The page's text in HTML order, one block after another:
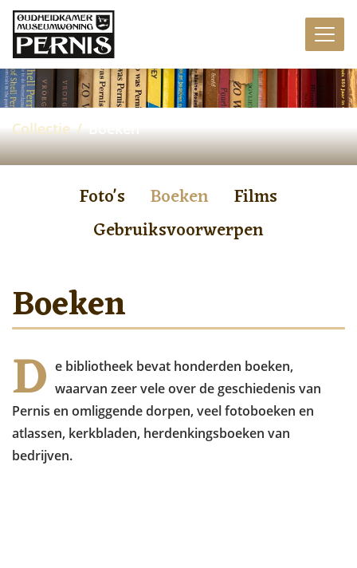
Collectie
Foto's Boeken
Films
Gebruiksvoorwerpen
Boeken
D e bibliotheek bevat honderden boeken,
waarvan zeer vele over de geschiedenis van
Pernis en omliggende dorpen, veel fotoboeken en
atlassen, kerkbladen, herdenkingsboeken van
bedrijven.